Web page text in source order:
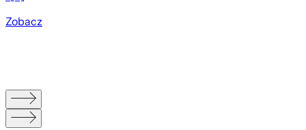
Zobacz